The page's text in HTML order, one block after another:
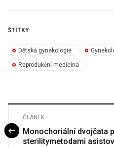
ŠTÍTKY
Dětská gynekologie
Reprodukční medicína
ČLÁNEK
Monochoriální dvojčata
sterilitymetodami